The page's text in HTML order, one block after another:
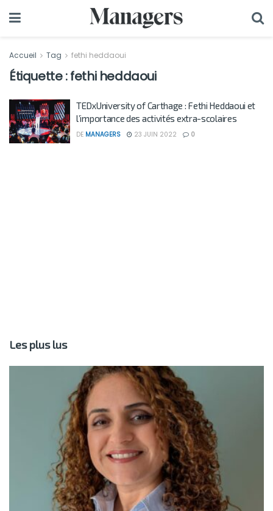
Accueil Tag fethi heddaoui
Étiquette :fethi heddaoui
TEDxUniversity of Carthage : Fethi Heddaoui et
l’importance des activités extra-scolaires
DE MANAGERS 23 JUIN 2022 0
Les plus lus